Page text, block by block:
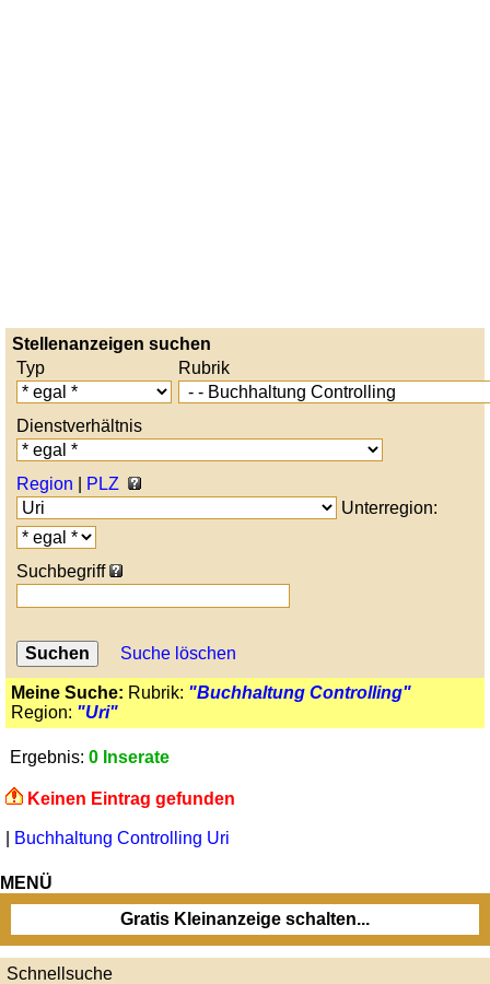
Stellenanzeigen suchen
Typ
Rubrik
Dienstverhältnis
Region
PLZ
Unterregion:
Suchbegriff
Suche löschen
Meine Suche: Rubrik: "Buchhaltung Controlling"
Region: "Uri"
Ergebnis: 0 Inserate
Keinen Eintrag gefunden
Buchhaltung Controlling Uri
MENÜ
Gratis Kleinanzeige schalten...
Schnellsuche